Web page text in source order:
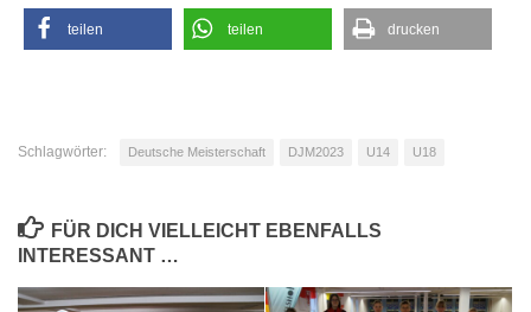
teilen teilen drucken
Schlagwörter: Deutsche Meisterschaft DJM2023 U14 U18
FÜR DICH VIELLEICHT EBENFALLS
INTERESSANT …